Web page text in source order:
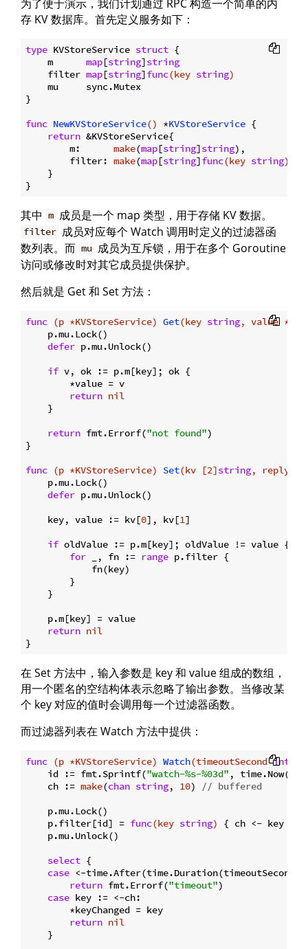
为了便于演示，我们计划通过 RPC 构造一个简单的内
存 KV 数据库。首先定义服务如下：
type KVStoreService struct {
    m
map[string]string
    filter
map[string]func(key string)
    mu     sync.Mutex
}
func NewKVStoreService() *KVStoreService {
return &KVStoreService{
        m:
make(map[string]string),
        filter:
make(map[string]func(key string)
    }
其中 m 成员是一个 map 类型，用于存储 KV 数据。
filter 成员对应每个 Watch 调用时定义的过滤器函
数列表。而 mu 成员为互斥锁，用于在多个 Goroutine
访问或修改时对其它成员提供保护。
然后就是 Get 和 Set 方法：
func (p *KVStoreService) Get(key string, value *
    p.mu.Lock()
defer p.mu.Unlock()
if v, ok := p.m[key]; ok {
        *value = v
return nil
    }
return fmt.Errorf("not found")
}
func (p *KVStoreService) Set(kv [2]string, reply *
    p.mu.Lock()
defer p.mu.Unlock()
    key, value := kv[
0], kv[1]
if oldValue := p.m[key]; oldValue != value {
for _, fn := range p.filter {
            fn(key)
        }
    }
    p.m[key] = value
return nil
在 Set 方法中，输入参数是 key 和 value 组成的数组，
用一个匿名的空结构体表示忽略了输出参数。当修改某
个 key 对应的值时会调用每一个过滤器函数。
而过滤器列表在 Watch 方法中提供：
func (p *KVStoreService) Watch(timeoutSecond int
    id := fmt.Sprintf(
"watch-%s-%03d" ,
    ch :=
make(chan string, 10)
// buffered
    p.mu.Lock()
    p.filter[id] =
func(key string)
{ ch <- key }
    p.mu.Unlock()
select {
case <-time.After(time.Duration(timeoutSecond)
return fmt.Errorf("timeout")
case key := <-ch:
        *keyChanged = key
return nil
    }